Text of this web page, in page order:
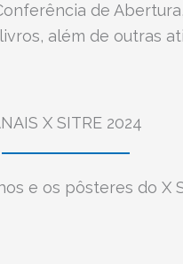
de
além de outras
X SITRE 2024
e os pôsteres do X